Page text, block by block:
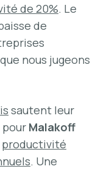
de 20%. Le
de
nous jugeons
sautent leur
pour Malakoff
productivité
. Une